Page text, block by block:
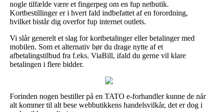
nogle tilfælde være et fingerpeg om en fup netbutik.
Kortbestillinger er i hvert fald indbefattet af en forordning,
hvilket bistår dig overfor fup internet outlets.
Vi slår generelt et slag for kortbetalinger eller betalinger med
mobilen. Som et alternativ bør du drage nytte af et
afbetalingstilbud fra f.eks. ViaBill, ifald du gerne vil klare
betalingen i flere bidder.
Forinden nogen bestiller på en TATO e-forhandler kunne de når
alt kommer til alt bese webbutikkens handelsvilkår, det er dog i